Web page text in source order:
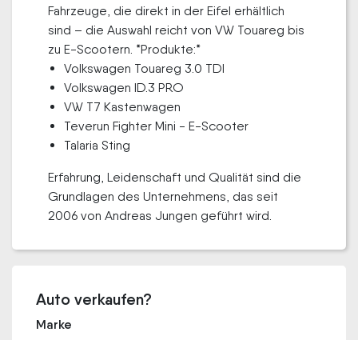
Fahrzeuge, die direkt in der Eifel erhältlich
sind – die Auswahl reicht von VW Touareg bis
zu E-Scootern. *Produkte:*
Volkswagen Touareg 3.0 TDI
Volkswagen ID.3 PRO
VW T7 Kastenwagen
Teverun Fighter Mini - E-Scooter
Talaria Sting
Erfahrung, Leidenschaft und Qualität sind die
Grundlagen des Unternehmens, das seit
2006 von Andreas Jungen geführt wird.
Auto verkaufen?
Marke